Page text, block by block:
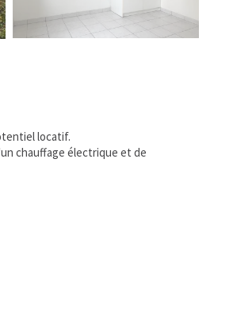
locatif.
chauffage électrique et de